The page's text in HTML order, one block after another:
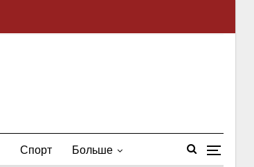
Спорт Больше